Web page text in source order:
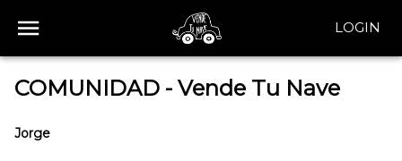
LOGIN
COMUNIDAD - Vende Tu Nave
Jorge